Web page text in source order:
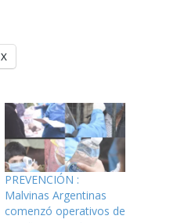
X
PREVENCIÓN :
Malvinas Argentinas
comenzó operativos de